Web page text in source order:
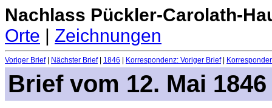
Nachlass Pückler-Carolath-
Orte | Zeichnungen
Voriger Brief| Nächster Brief| 1846 Korrespondenz: Voriger Brief|
Brief vom 12. Mai 1846